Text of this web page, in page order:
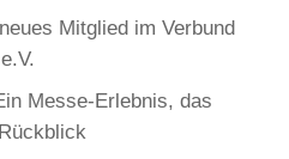
Mitglied im Verbund
Messe-Erlebnis, das